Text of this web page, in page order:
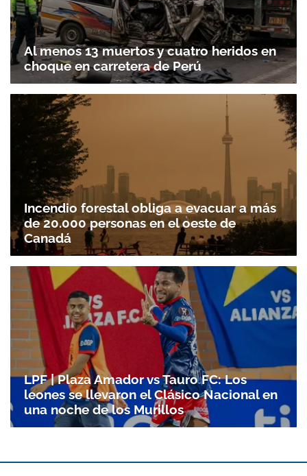
Al menos 13 muertos y cuatro heridos en
choque en carretera de Perú
Incendio forestal obliga a evacuar a más
de 20.000 personas en el oeste de
Canadá
LPF | Plaza Amador vs Tauro FC: Los
leones se llevaron el Clásico Nacional en
una noche de los Murillos